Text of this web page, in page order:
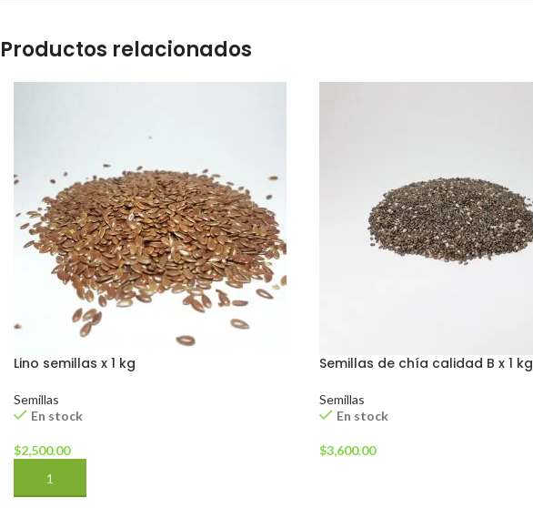
Productos relacionados
Lino semillas x 1 kg
Semillas
En stock
$2,500.00
AÑADIR AL CARRITO
Semillas de chía calidad B x 1 kg
Semillas
En stock
$3,600.00